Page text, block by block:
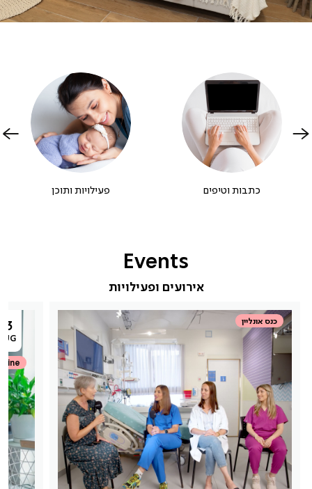
כתבות וטיפים פעילויות ותוכן
Events
אירועים ופעילויות
כנס אונליין 13